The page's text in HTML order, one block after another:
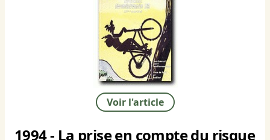
Voir l'article
1994 - La prise en compte du risque